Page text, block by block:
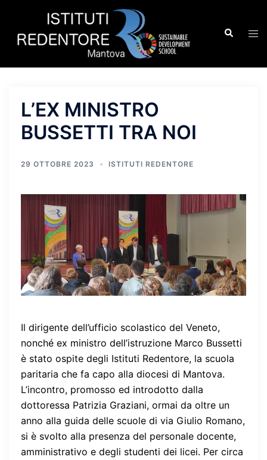
contenuto
Cerca
L’EX MINISTRO
BUSSETTI TRA NOI
29 OTTOBRE 2023 ISTITUTI REDENTORE
Il dirigente dell’ufficio scolastico del Veneto,
nonché ex ministro dell’istruzione Marco Bussetti
è stato ospite degli Istituti Redentore, la scuola
paritaria che fa capo alla diocesi di Mantova.
L’incontro, promosso ed introdotto dalla
dottoressa Patrizia Graziani, ormai da oltre un
anno alla guida delle scuole di via Giulio Romano,
si è svolto alla presenza del personale docente,
amministrativo e degli studenti dei licei. Per circa